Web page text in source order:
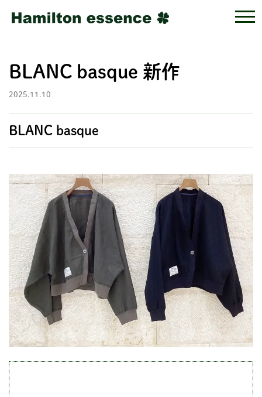
BLANC basque 新作
2025.11.10
BLANC basque